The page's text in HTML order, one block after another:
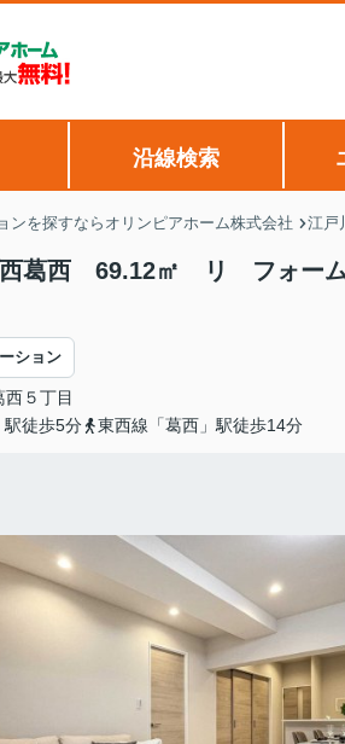
沿線検索
ンを探すならオリンピアホーム株式会社 江戸
西葛西 69.12㎡ リ フォー
ション
西５丁目
駅徒歩5分
東西線「葛西」駅徒歩14分